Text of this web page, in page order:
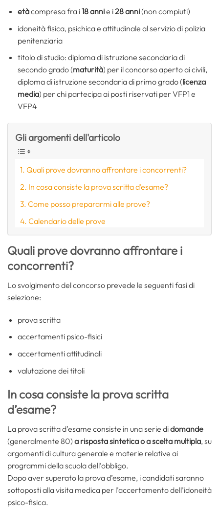
etàcompresa fra i18annie i28 anni(non compiuti)
idoneità fisica, psichica e attitudinale al servizio di polizia
penitenziaria
titolo di studio: diploma di istruzione secondaria di
secondo grado (maturità) per il concorso aperto ai civili,
diploma di istruzione secondaria di primo grado (licenza
media) per chi partecipa ai posti riservati per VFP1 e
VFP4
Gli argomenti dell'articolo
Quali prove dovranno affrontare i concorrenti?
In cosa consiste la prova scritta d’esame?
Come posso prepararmi alle prove?
Calendario delle prove
Quali prove dovranno affrontare i
concorrenti?
Lo svolgimento del concorso prevede le seguenti fasi di
selezione:
prova scritta
accertamenti psico-fisici
accertamenti attitudinali
valutazione dei titoli
In cosa consiste la prova scritta
d’esame?
La prova scritta d’esame consiste in una serie didomande
(generalmente 80) a risposta sintetica o a scelta multipla, su
argomenti di cultura generale e materie relative ai
programmi della scuola dell’obbligo.
Dopo aver superato la prova d’esame, i candidati saranno
sottoposti alla visita medica per l’accertamento dell’idoneità
psico-fisica.